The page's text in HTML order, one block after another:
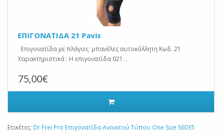
ΕΠΙΓΟΝΑΤΙΔΑ 21 Pavis
Επιγονατίδα με πλάγιες μπανέλες αυτοκόλλητη Κωδ. 21
Χαρακτηριστικά : Η επιγονατίδα 021 ..
75,00€
Ετικέτες: Dr Frei Pro Επιγονατίδα Ανοικτού Τύπου One Size S6035